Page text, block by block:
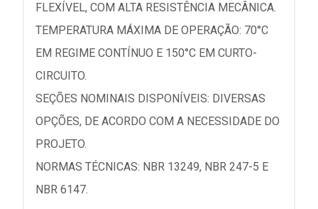
FLEXÍVEL, COM ALTA RESISTÊNCIA MECÂNICA.
TEMPERATURA MÁXIMA DE OPERAÇÃO: 70°C
EM REGIME CONTÍNUO E 150°C EM CURTO-
CIRCUITO.
SEÇÕES NOMINAIS DISPONÍVEIS: DIVERSAS
OPÇÕES, DE ACORDO COM A NECESSIDADE DO
PROJETO.
NORMAS TÉCNICAS: NBR 13249, NBR 247-5 E
NBR 6147.